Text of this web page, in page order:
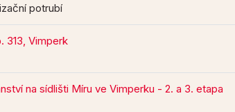
potrubí
313, Vimperk
na sídlišti Míru ve Vimperku - 2. a 3. etapa